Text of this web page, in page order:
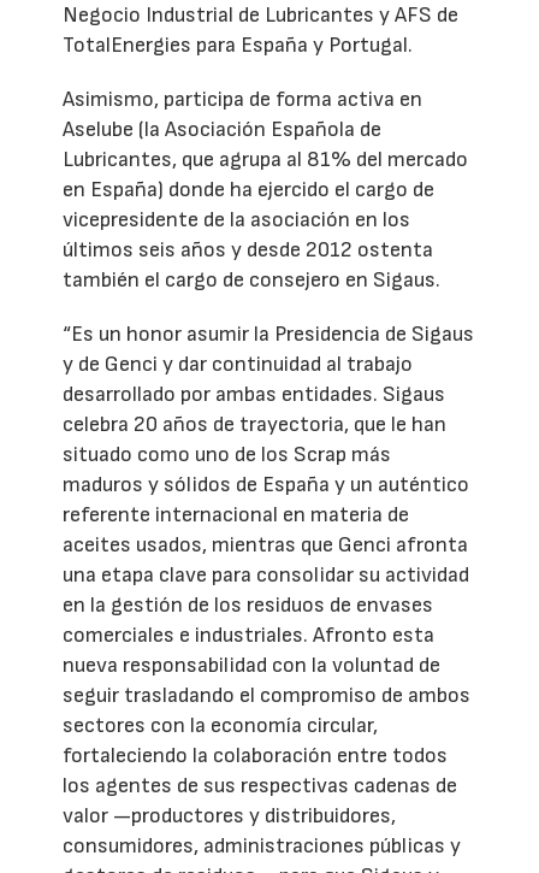
Negocio Industrial de Lubricantes y AFS de
TotalEnergies para España y Portugal.
Asimismo, participa de forma activa en
Aselube (la Asociación Española de
Lubricantes, que agrupa al 81% del mercado
en España) donde ha ejercido el cargo de
vicepresidente de la asociación en los
últimos seis años y desde 2012 ostenta
también el cargo de consejero en Sigaus.
“Es un honor asumir la Presidencia de Sigaus
y de Genci y dar continuidad al trabajo
desarrollado por ambas entidades. Sigaus
celebra 20 años de trayectoria, que le han
situado como uno de los Scrap más
maduros y sólidos de España y un auténtico
referente internacional en materia de
aceites usados, mientras que Genci afronta
una etapa clave para consolidar su actividad
en la gestión de los residuos de envases
comerciales e industriales. Afronto esta
nueva responsabilidad con la voluntad de
seguir trasladando el compromiso de ambos
sectores con la economía circular,
fortaleciendo la colaboración entre todos
los agentes de sus respectivas cadenas de
valor —productores y distribuidores,
consumidores, administraciones públicas y